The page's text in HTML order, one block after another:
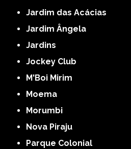
Jardim das Acácias
Jardim Ângela
Jardins
Jockey Club
M'Boi Mirim
Moema
Morumbi
Nova Piraju
Parque Colonial